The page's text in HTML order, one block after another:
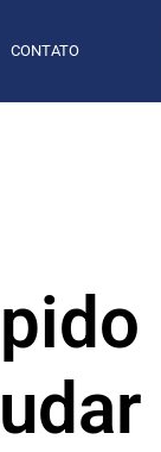
CONTATO